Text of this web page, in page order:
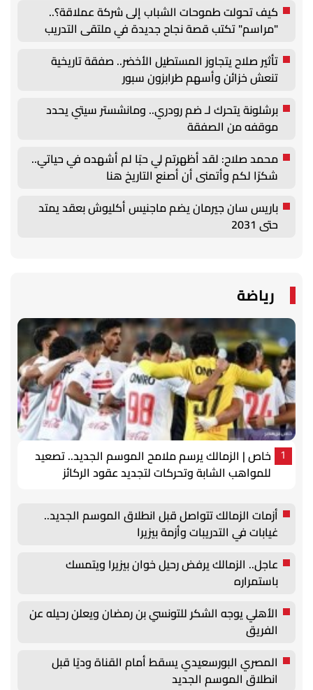
كيف تحولت طموحات الشباب إلى شركة عملاقة؟..
"مراسم" تكتب قصة نجاح جديدة في ملتقى التدريب
والتوظيف الزراعي الأول بجامعة دمنهور
تأثير صلاح يتجاوز المستطيل الأخضر.. صفقة تاريخية
تنعش خزائن وأسهم طرابزون سبور
برشلونة يتحرك لـ ضم رودري.. ومانشستر سيتي يحدد
موقفه من الصفقة
محمد صلاح: لقد أظهرتم لي حبًا لم أشهده في حياتي..
شكرًا لكم وأتمنى أن أصنع التاريخ هنا
باريس سان جيرمان يضم ماجنيس أكليوش بعقد يمتد
حتى 2031
رياضة
1
خاص | الزمالك يرسم ملامح الموسم الجديد.. تصعيد
للمواهب الشابة وتحركات لتجديد عقود الركائز
أزمات الزمالك تتواصل قبل انطلاق الموسم الجديد..
غيابات في التدريبات وأزمة بيزيرا
عاجل.. الزمالك يرفض رحيل خوان بيزيرا ويتمسك
باستمراره
الأهلي يوجه الشكر للتونسي بن رمضان ويعلن رحيله عن
الفريق
المصري البورسعيدي يسقط أمام القناة وديًا قبل
انطلاق الموسم الجديد